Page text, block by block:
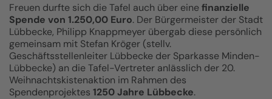
Freuen durfte sich die Tafel auch über einefinanzielle
Spende von 1.250,00 Euro. Der Bürgermeister der Stadt
Lübbecke, Philipp Knappmeyer übergab diese persönlich
gemeinsam mit Stefan Kröger (stellv.
Geschäftsstellenleiter Lübbecke der Sparkasse Minden-
Lübbecke) an die Tafel-Vertreter anlässlich der 20.
Weihnachtskistenaktion im Rahmen des
Spendenprojektes 1250 Jahre Lübbecke.